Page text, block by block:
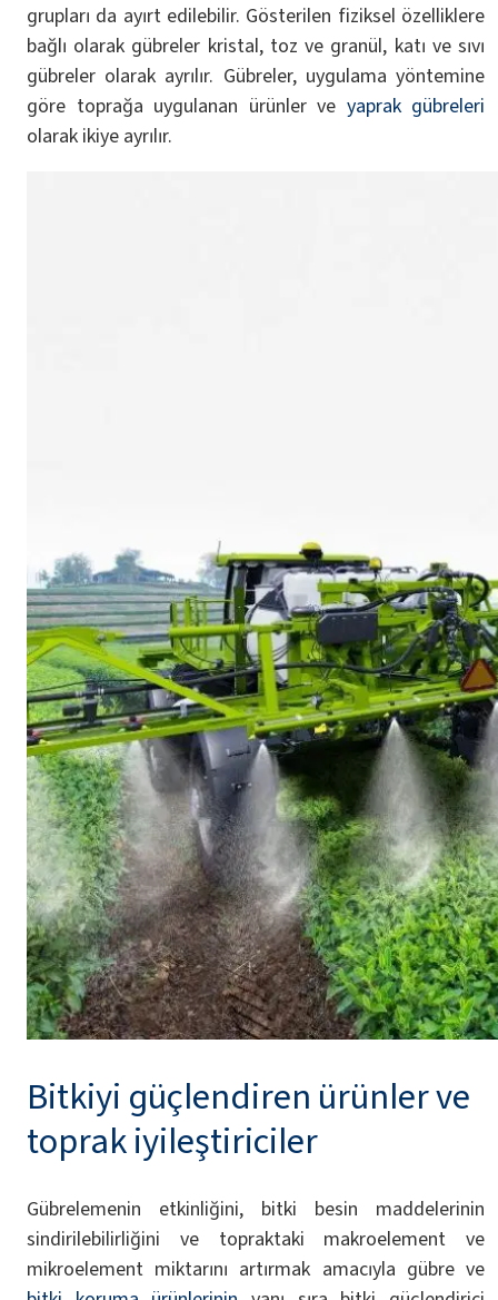
grupları da ayırt edilebilir. Gösterilen fiziksel özelliklere
bağlı olarak gübreler kristal, toz ve granül, katı ve sıvı
gübreler olarak ayrılır. Gübreler, uygulama yöntemine
göre toprağa uygulanan ürünler ve yaprak gübreleri
olarak ikiye ayrılır.
Bitkiyi güçlendiren ürünler ve
toprak iyileştiriciler
Gübrelemenin etkinliğini, bitki besin maddelerinin
sindirilebilirliğini ve topraktaki makroelement ve
mikroelement miktarını artırmak amacıyla gübre ve